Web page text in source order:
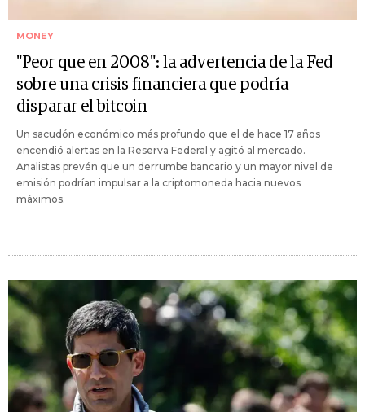
MONEY
"Peor que en 2008": la advertencia de la Fed
sobre una crisis financiera que podría
disparar el bitcoin
Un sacudón económico más profundo que el de hace 17 años
encendió alertas en la Reserva Federal y agitó al mercado.
Analistas prevén que un derrumbe bancario y un mayor nivel de
emisión podrían impulsar a la criptomoneda hacia nuevos
máximos.